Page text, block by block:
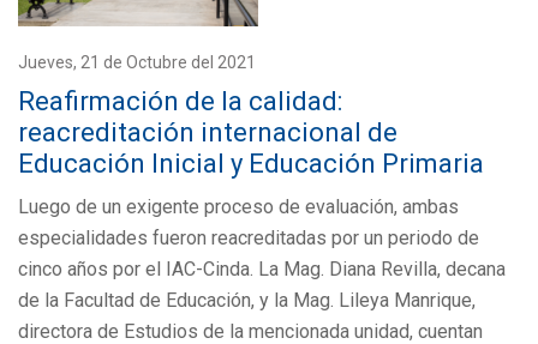
Jueves, 21 de Octubre del 2021
Reafirmación de la calidad:
reacreditación internacional de
Educación Inicial y Educación Primaria
Luego de un exigente proceso de evaluación, ambas
especialidades fueron reacreditadas por un periodo de
cinco años por el IAC-Cinda. La Mag. Diana Revilla, decana
de la Facultad de Educación, y la Mag. Lileya Manrique,
directora de Estudios de la mencionada unidad, cuentan